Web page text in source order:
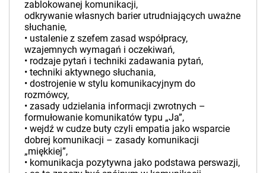
zablokowanej komunikacji,
odkrywanie własnych barier utrudniających uważne
słuchanie,
• ustalenie z szefem zasad współpracy,
wzajemnych wymagań i oczekiwań,
• rodzaje pytań i techniki zadawania pytań,
• techniki aktywnego słuchania,
• dostrojenie w stylu komunikacyjnym do
rozmówcy,
• zasady udzielania informacji zwrotnych –
formułowanie komunikatów typu „Ja”,
• wejdź w cudze buty czyli empatia jako wsparcie
dobrej komunikacji – zasady komunikacji
„miękkiej”,
• komunikacja pozytywna jako podstawa perswazji,